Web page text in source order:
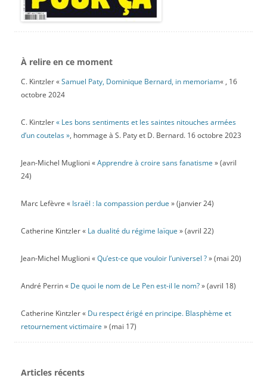
À relire en ce moment
C. Kintzler «Samuel Paty, Dominique Bernard, in memoriam« , 16
octobre 2024
C. Kintzler« Les bons sentiments et les saintes nitouches armées
d’un coutelas », hommage à S. Paty et D. Bernard. 16 octobre 2023
Jean-Michel Muglioni «Apprendre à croire sans fanatisme » (avril
24)
Marc Lefèvre « Israël : la compassion perdue » (janvier 24)
Catherine Kintzler « La dualité du régime laïque » (avril 22)
Jean-Michel Muglioni «Qu’est-ce que vouloir l’universel ?» (mai 20)
André Perrin « De quoi le nom de Le Pen est-il le nom?» (avril 18)
Catherine Kintzler « Du respect érigé en principe. Blasphème et
retournement victimaire » (mai 17)
Articles récents